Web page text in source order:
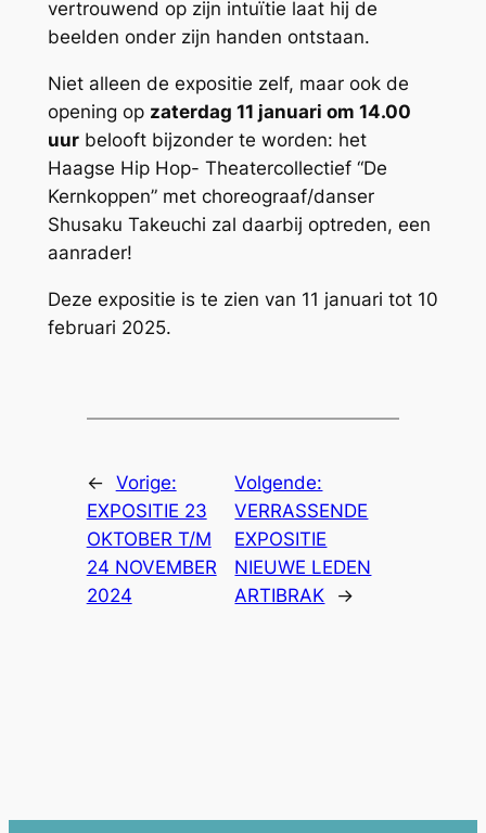
vertrouwend op zijn intuïtie laat hij de
beelden onder zijn handen ontstaan.
Niet alleen de expositie zelf, maar ook de
opening op zaterdag 11 januari om 14.00
uurbelooft bijzonder te worden: het
Haagse Hip Hop- Theatercollectief “De
Kernkoppen” met choreograaf/danser
Shusaku Takeuchi zal daarbij optreden, een
aanrader!
Deze expositie is te zien van 11 januari tot 10
februari 2025.
← Vorige:
EXPOSITIE 23
OKTOBER T/M
24 NOVEMBER
2024
Volgende:
VERRASSENDE
EXPOSITIE
NIEUWE LEDEN
ARTIBRAK
→